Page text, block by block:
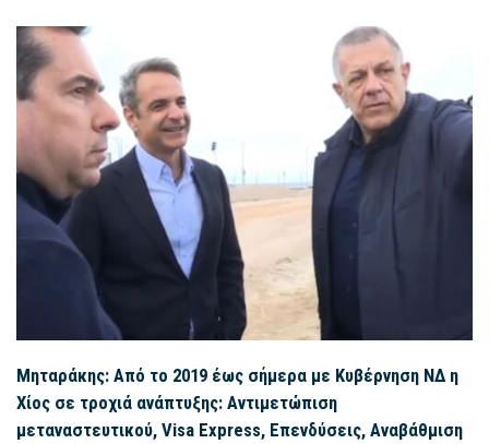
Μηταράκης: Από το 2019 έως σήμερα με Κυβέρνηση ΝΔ η
Χίος σε τροχιά ανάπτυξης: Αντιμετώπιση
μεταναστευτικού, Visa Express, Επενδύσεις, Αναβάθμιση